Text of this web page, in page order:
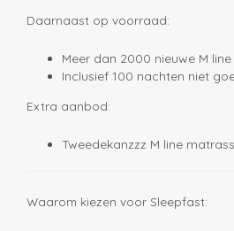
Daarnaast op voorraad:
Meer dan 2000 nieuwe M
Inclusief 100 nachten niet
Extra aanbod:
Tweedekanzzz M line
Waarom kiezen voor Sleepfast: